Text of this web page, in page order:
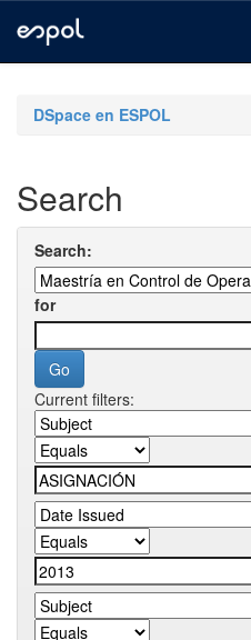
navigationDSpace en ESPOL
Search
Search:
for
Current filters: